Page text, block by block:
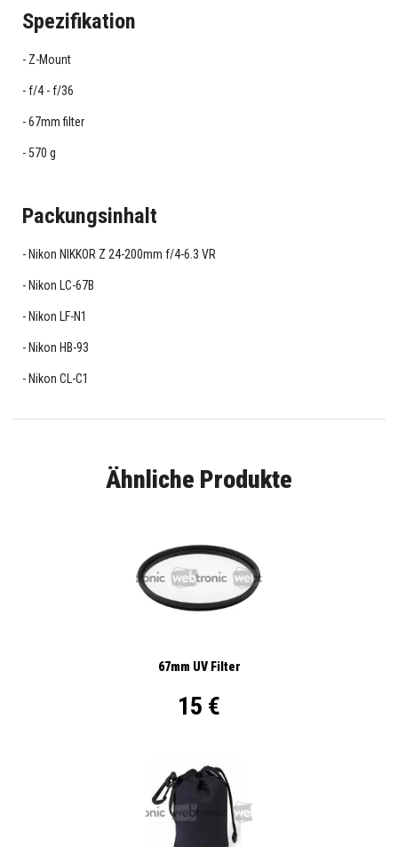
Spezifikation
Z-Mount
f/4 - f/36
67mm filter
570 g
Packungsinhalt
Nikon NIKKOR Z 24-200mm f/4-6.3 VR
Nikon LC-67B
Nikon LF-N1
Nikon HB-93
Nikon CL-C1
Ähnliche Produkte
67mm UV Filter
15 €